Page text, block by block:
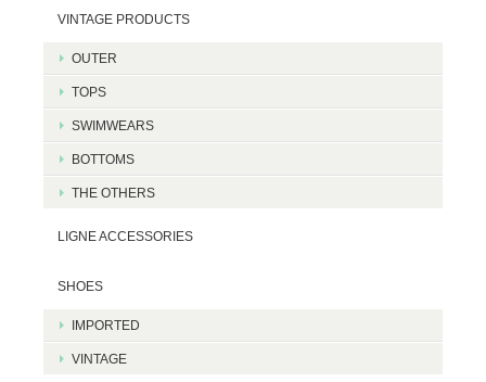
VINTAGE PRODUCTS
OUTER
TOPS
SWIMWEARS
BOTTOMS
THE OTHERS
LIGNE ACCESSORIES
SHOES
IMPORTED
VINTAGE